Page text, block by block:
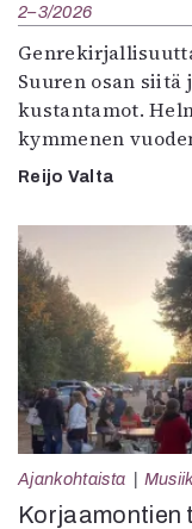
2–3/2026
Suuren osan
kustantamot.
kymmenen
Reijo Valta
Ajankohtaista
Korjaamontien